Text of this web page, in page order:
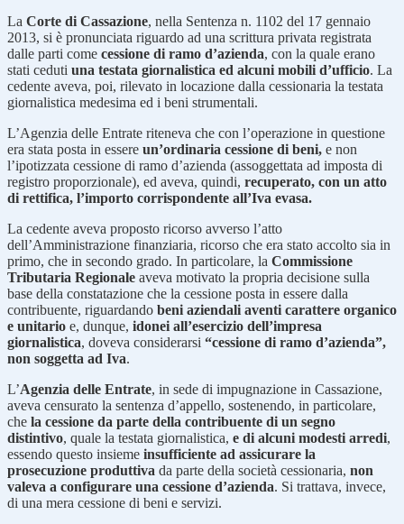
La Corte di Cassazione, nella Sentenza n. 1102 del 17 gennaio
2013, si è pronunciata riguardo ad una scrittura privata registrata
dalle parti come cessione di ramo d’azienda, con la quale erano
stati ceduti una testata giornalistica ed alcuni mobili d’ufficio. La
cedente aveva, poi, rilevato in locazione dalla cessionaria la testata
giornalistica medesima ed i beni strumentali.
L’Agenzia delle Entrate riteneva che con l’operazione in questione
era stata posta in essere un’ordinaria cessione di beni, e non
l’ipotizzata cessione di ramo d’azienda (assoggettata ad imposta di
registro proporzionale), ed aveva, quindi, recuperato, con un atto
di rettifica, l’importo corrispondente all’Iva evasa.
La cedente aveva proposto ricorso avverso l’atto
dell’Amministrazione finanziaria, ricorso che era stato accolto sia in
primo, che in secondo grado. In particolare, la Commissione
Tributaria Regionale aveva motivato la propria decisione sulla
base della constatazione che la cessione posta in essere dalla
contribuente, riguardando beni aziendali aventi carattere organico
e unitario e, dunque, idonei all’esercizio dell’impresa
giornalistica, doveva considerarsi “cessione di ramo d’azienda”,
non soggetta ad Iva.
L’Agenzia delle Entrate, in sede di impugnazione in Cassazione,
aveva censurato la sentenza d’appello, sostenendo, in particolare,
che la cessione da parte della contribuente di un segno
distintivo, quale la testata giornalistica, e di alcuni modesti arredi,
essendo questo insieme insufficiente ad assicurare la
prosecuzione produttiva da parte della società cessionaria, non
valeva a configurare una cessione d’azienda. Si trattava, invece,
di una mera cessione di beni e servizi.